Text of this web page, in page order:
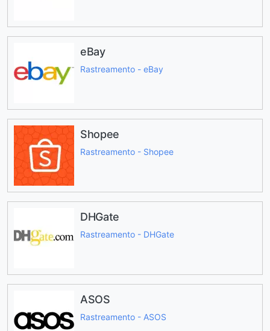
eBay
Rastreamento - eBay
Shopee
Rastreamento - Shopee
DHGate
Rastreamento - DHGate
ASOS
Rastreamento - ASOS